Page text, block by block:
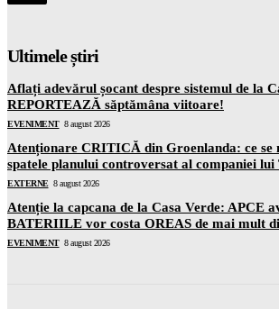
Ultimele știri
Aflați adevărul șocant despre sistemul de la
REPORTEAZĂ săptămâna viitoare!
EVENIMENT 8 august 2026
Atenționare CRITICĂ din Groenlanda: ce se
spatele planului controversat al companiei
EXTERNE 8 august 2026
Atenție la capcana de la Casa Verde: APCE
BATERIILE vor costa OREAS de mai mult
EVENIMENT 8 august 2026